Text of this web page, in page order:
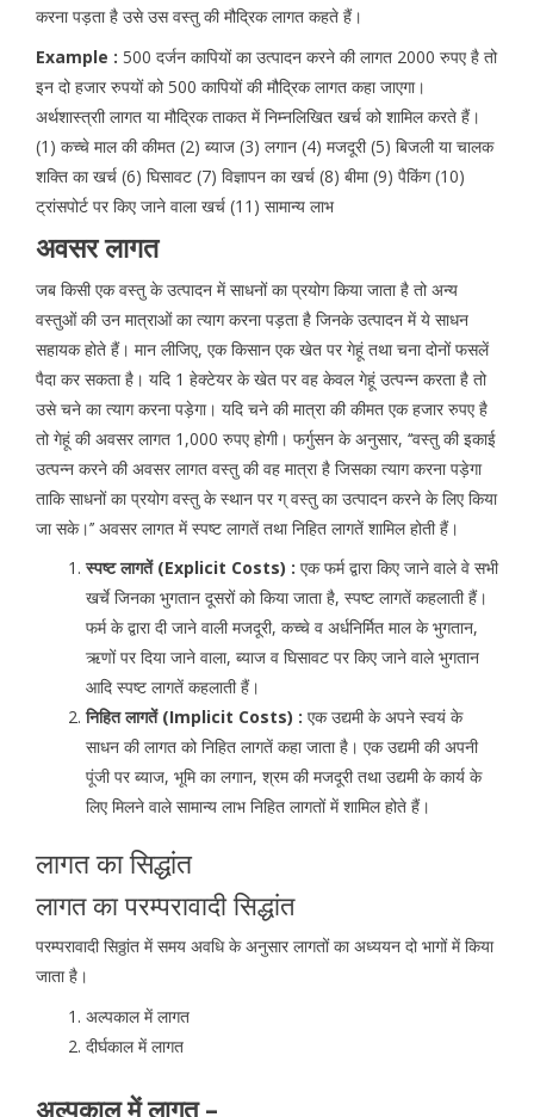
करना पड़ता है उसे उस वस्तु की मौद्रिक लागत कहते हैं।
Example : 500 दर्जन कापियों का उत्पादन करने की लागत 2000 रुपए है तो
इन दो हजार रुपयों को 500 कापियों की मौद्रिक लागत कहा जाएगा।
अर्थशास्त्राी लागत या मौद्रिक ताकत में निम्नलिखित खर्च को शामिल करते हैं।
(1) कच्चे माल की कीमत (2) ब्याज (3) लगान (4) मजदूरी (5) बिजली या चालक
शक्ति का खर्च (6) घिसावट (7) विज्ञापन का खर्च (8) बीमा (9) पैकिंग (10)
ट्रांसपोर्ट पर किए जाने वाला खर्च (11) सामान्य लाभ
अवसर लागत
जब किसी एक वस्तु के उत्पादन में साधनों का प्रयोग किया जाता है तो अन्य
वस्तुओं की उन मात्राओं का त्याग करना पड़ता है जिनके उत्पादन में ये साधन
सहायक होते हैं। मान लीजिए, एक किसान एक खेत पर गेहूं तथा चना दोनों फसलें
पैदा कर सकता है। यदि 1 हेक्टेयर के खेत पर वह केवल गेहूं उत्पन्न करता है तो
उसे चने का त्याग करना पड़ेगा। यदि चने की मात्रा की कीमत एक हजार रुपए है
तो गेहूं की अवसर लागत 1,000 रुपए होगी। फर्गुसन के अनुसार, ‘‘वस्तु की इकाई
उत्पन्न करने की अवसर लागत वस्तु की वह मात्रा है जिसका त्याग करना पड़ेगा
ताकि साधनों का प्रयोग वस्तु के स्थान पर ग् वस्तु का उत्पादन करने के लिए किया
जा सके।’’ अवसर लागत में स्पष्ट लागतें तथा निहित लागतें शामिल होती हैं।
स्पष्ट लागतें (Explicit Costs) : एक फर्म द्वारा किए जाने वाले वे सभी
खर्चे जिनका भुगतान दूसरों को किया जाता है, स्पष्ट लागतें कहलाती हैं।
फर्म के द्वारा दी जाने वाली मजदूरी, कच्चे व अर्धनिर्मित माल के भुगतान,
ऋणों पर दिया जाने वाला, ब्याज व घिसावट पर किए जाने वाले भुगतान
आदि स्पष्ट लागतें कहलाती हैं।
निहित लागतें (Implicit Costs) : एक उद्यमी के अपने स्वयं के
साधन की लागत को निहित लागतें कहा जाता है। एक उद्यमी की अपनी
पूंजी पर ब्याज, भूमि का लगान, श्रम की मजदूरी तथा उद्यमी के कार्य के
लिए मिलने वाले सामान्य लाभ निहित लागतों में शामिल होते हैं।
लागत का सिद्धांत
लागत का परम्परावादी सिद्धांत
परम्परावादी सिठ्ठांत में समय अवधि के अनुसार लागतों का अध्ययन दो भागों में किया
जाता है।
अल्पकाल में लागत
दीर्घकाल में लागत
अल्पकाल में लागत –